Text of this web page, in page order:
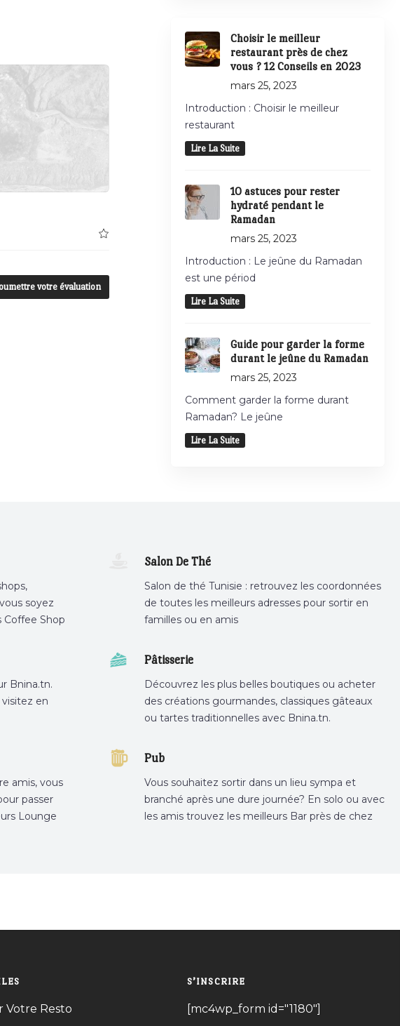
votre évaluation
Choisir le meilleur
restaurant près de chez
vous ? 12 Conseils en 2023
mars 25, 2023
Introduction : Choisir le meilleur
restaurant
Lire La Suite
10 astuces pour rester
hydraté pendant le
Ramadan
mars 25, 2023
Introduction : Le jeûne du Ramadan
est une périod
Lire La Suite
Guide pour garder la forme
durant le jeûne du Ramadan
mars 25, 2023
Comment garder la forme durant
Ramadan? Le jeûne
Lire La Suite
soyez
Coffee Shop
Salon De Thé
Salon de thé Tunisie : retrouvez les coordonnées
de toutes les meilleurs adresses pour sortir en
familles ou en amis
Bnina.tn.
en
Pâtisserie
Découvrez les plus belles boutiques ou acheter
des créations gourmandes, classiques gâteaux
ou tartes traditionnelles avec Bnina.tn.
tunis, patisserie tunis, pâtisserie sousse .
amis, vous
passer
Lounge
Pub
Vous souhaitez sortir dans un lieu sympa et
branché après une dure journée? En solo ou avec
les amis trouvez les meilleurs Bar près de chez
Votre Resto
S’INSCRIRE
[mc4wp_form id="1180"]